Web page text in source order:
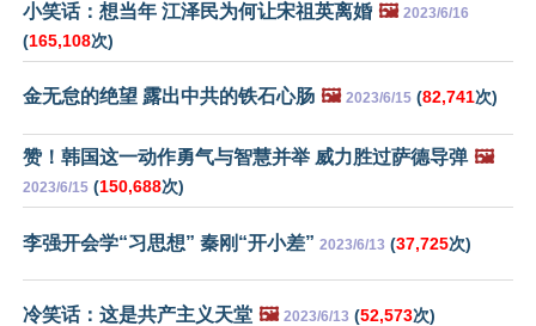
小笑话：想当年 江泽民为何让宋祖英离婚 🖼️ 2023/6/16
(165,108次)
金无怠的绝望 露出中共的铁石心肠 🖼️ 2023/6/15 (82,741次)
赞！韩国这一动作勇气与智慧并举 威力胜过萨德导弹 🖼️
2023/6/15 (150,688次)
李强开会学“习思想” 秦刚“开小差” 2023/6/13 (37,725次)
冷笑话：这是共产主义天堂 🖼️ 2023/6/13 (52,573次)